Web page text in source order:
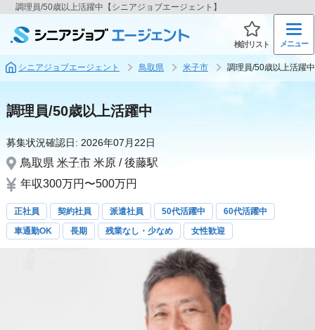
調理員/50歳以上活躍中【シニアジョブエージェント】
検討リスト メニュー
シニアジョブエージェント 鳥取県 米子市 調理員/50歳以上活躍中
調理員/50歳以上活躍中
募集状況確認日: 2026年07月22日
鳥取県 米子市 米原 / 後藤駅
年収300万円〜500万円
正社員 契約社員 派遣社員 50代活躍中
60代活躍中
車通勤OK
長期 残業なし・少なめ 女性歓迎